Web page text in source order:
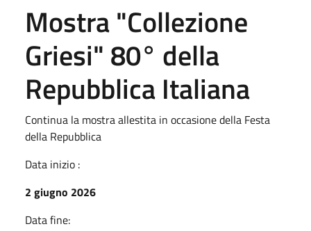
Mostra "Collezione
Griesi" 80° della
Repubblica Italiana
Continua la mostra allestita in occasione della Festa
della Repubblica
Data inizio :
2 giugno 2026
Data fine: